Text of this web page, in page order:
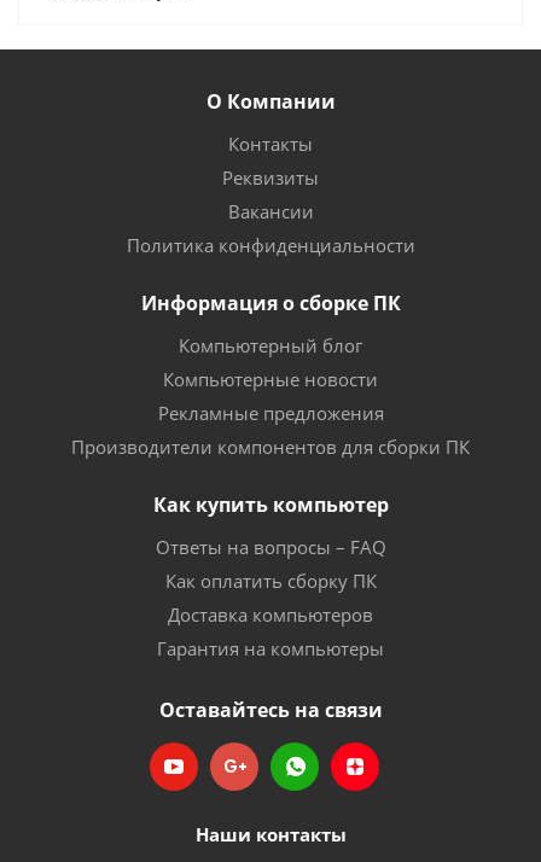
О Компании
Контакты
Реквизиты
Вакансии
Политика конфиденциальности
Информация о сборке ПК
Компьютерный блог
Компьютерные новости
Рекламные предложения
Производители компонентов для сборки ПК
Как купить компьютер
Ответы на вопросы – FAQ
Как оплатить сборку ПК
Доставка компьютеров
Гарантия на компьютеры
Оставайтесь на связи
Наши контакты